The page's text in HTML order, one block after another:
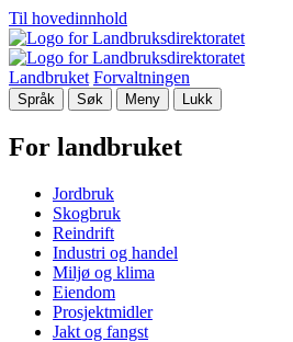
Til hovedinnhold
Landbruket Forvaltningen
Språk Søk Meny Lukk
For landbruket
Jordbruk
Skogbruk
Reindrift
Industri og handel
Miljø og klima
Eiendom
Prosjektmidler
Jakt og fangst